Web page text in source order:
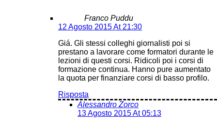
Franco Puddu
12 Agosto 2015 At 21:30
Giá. Gli stessi colleghi giornalisti poi si
prestano a lavorare come formatori durante le
lezioni di questi corsi. Ridicoli poi i corsi di
formazione continua. Hanno pure aumentato
la quota per finanziare corsi di basso profilo.
Risposta
Alessandro Zorco
13 Agosto 2015 At 05:13